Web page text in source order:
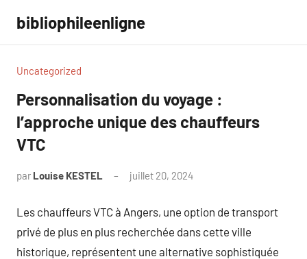
contenu
bibliophileenligne
Uncategorized
Personnalisation du voyage :
l’approche unique des chauffeurs
VTC
par Louise KESTEL juillet 20, 2024
Les chauffeurs VTC à Angers, une option de transport
privé de plus en plus recherchée dans cette ville
historique, représentent une alternative sophistiquée